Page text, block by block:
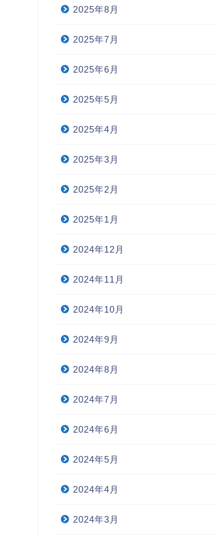
2025年8月
2025年7月
2025年6月
2025年5月
2025年4月
2025年3月
2025年2月
2025年1月
2024年12月
2024年11月
2024年10月
2024年9月
2024年8月
2024年7月
2024年6月
2024年5月
2024年4月
2024年3月